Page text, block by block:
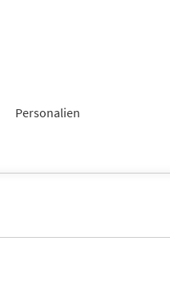
Personalien